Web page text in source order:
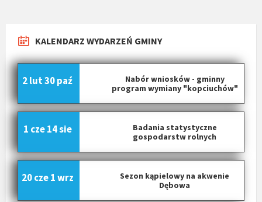
KALENDARZ WYDARZEŃ GMINY
Nabór wniosków - gminny
program wymiany "kopciuchów"
2 lut30 paź
Badania statystyczne
gospodarstw rolnych
1 cze 14 sie
Sezon kąpielowy na akwenie
Dębowa
20 cze 1 wrz